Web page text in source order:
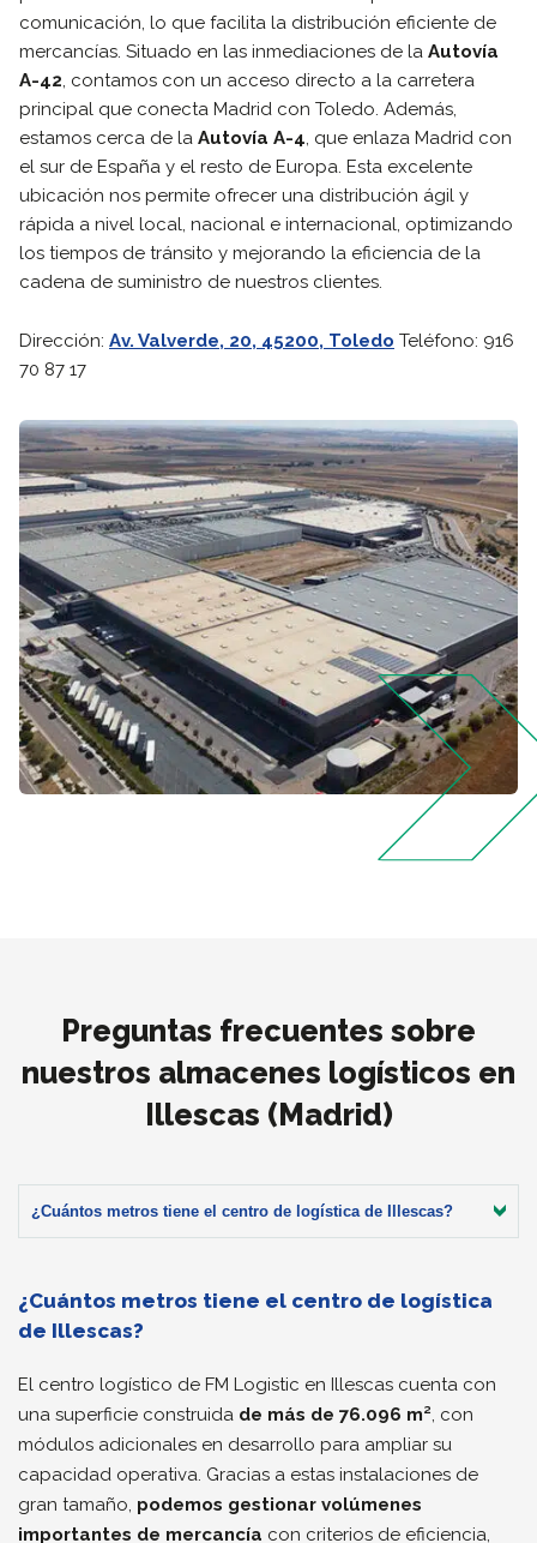
comunicación, lo que facilita la distribución eficiente de
mercancías. Situado en las inmediaciones de la Autovía
A-42, contamos con un acceso directo a la carretera
principal que conecta Madrid con Toledo. Además,
estamos cerca de la Autovía A-4, que enlaza Madrid con
el sur de España y el resto de Europa. Esta excelente
ubicación nos permite ofrecer una distribución ágil y
rápida a nivel local, nacional e internacional, optimizando
los tiempos de tránsito y mejorando la eficiencia de la
cadena de suministro de nuestros clientes.
Dirección: Av. Valverde, 20, 45200, Toledo Teléfono: 916
70 87 17
Preguntas frecuentes sobre
nuestros almacenes logísticos en
Illescas (Madrid)
¿Cuántos metros tiene el centro de logística de Illescas?
¿Cuántos metros tiene el centro de logística
de Illescas?
El centro logístico de FM Logistic en Illescas cuenta con
una superficie construida de más de 76.096 m², con
módulos adicionales en desarrollo para ampliar su
capacidad operativa. Gracias a estas instalaciones de
gran tamaño, podemos gestionar volúmenes
importantes de mercancía con criterios de eficiencia,